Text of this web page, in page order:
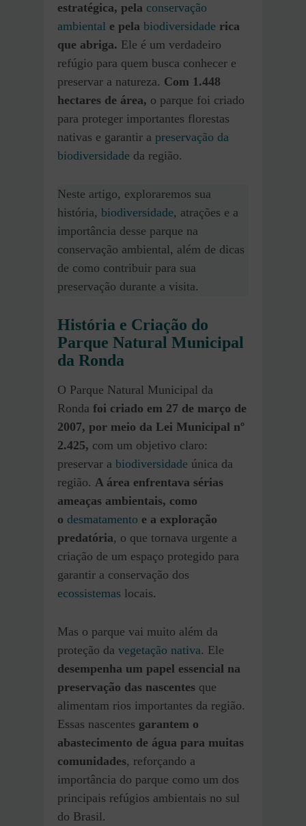
estratégica, pela conservação
ambiental e pela biodiversidade rica
que abriga. Ele é um verdadeiro
refúgio para quem busca conhecer e
preservar a natureza. Com 1.448
hectares de área, o parque foi criado
para proteger importantes florestas
nativas e garantir a preservação da
biodiversidade da região.
Neste artigo, exploraremos sua
história, biodiversidade, atrações e a
importância desse parque na
conservação ambiental, além de dicas
de como contribuir para sua
preservação durante a visita.
História e Criação do
Parque Natural Municipal
da Ronda
O Parque Natural Municipal da
Ronda foi criado em 27 de março de
2007, por meio da Lei Municipal nº
2.425, com um objetivo claro:
preservar a biodiversidade única da
região. A área enfrentava sérias
ameaças ambientais, como
o desmatamento e a exploração
predatória, o que tornava urgente a
criação de um espaço protegido para
garantir a conservação dos
ecossistemas locais.
Mas o parque vai muito além da
proteção da vegetação nativa. Ele
desempenha um papel essencial na
preservação das nascentes que
alimentam rios importantes da região.
Essas nascentes garantem o
abastecimento de água para muitas
comunidades, reforçando a
importância do parque como um dos
principais refúgios ambientais no sul
do Brasil.